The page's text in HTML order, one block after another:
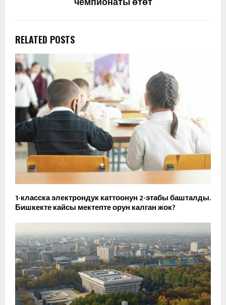
RELATED POSTS
1-класска электрондук каттоонун 2-этабы башталды.
Бишкекте кайсы мектепте орун калган жок?